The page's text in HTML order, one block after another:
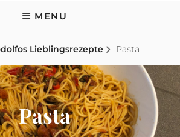
MENU
Lieblingsrezepte Pasta
Pasta